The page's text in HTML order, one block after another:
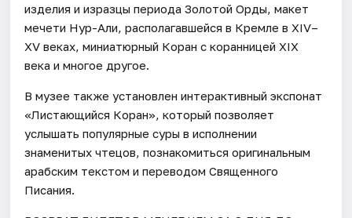
изделия и изразцы периода Золотой Орды, макет
мечети Нур-Али, располагавшейся в Кремле в XIV–
XV веках, миниатюрный Коран с коранницей XIX
века и многое другое.
В музее также установлен интерактивный экспонат
«Листающийся Коран», который позволяет
услышать популярные суры в исполнении
знаменитых чтецов, познакомиться оригинальным
арабским текстом и переводом Священного
Писания.